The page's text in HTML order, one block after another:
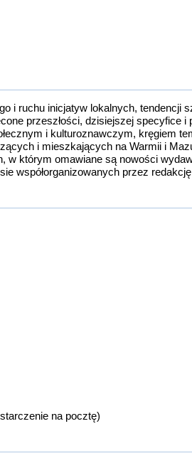
i ruchu inicjatyw lokalnych, tendencji
przeszłości, dzisiejszej specyfice i
i kulturoznawczym, kręgiem
i mieszkających na Warmii i
którym omawiane są nowości
współorganizowanych przez
na pocztę)